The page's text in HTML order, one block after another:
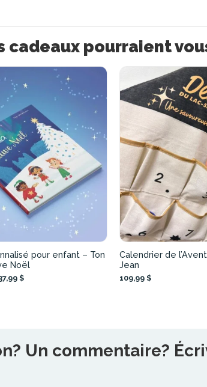
cadeaux pourraient
pour enfant – Ton
Noël
$
Calendrier de
Jean
109,99 $
Un commentaire?